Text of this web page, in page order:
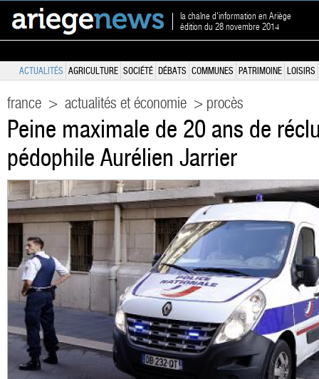
la chaîne d'information en Ariège
édition du 28 novembre 2014
ACTUALITÉS AGRICULTURE SOCIÉTÉ DÉBATS COMMUNES PATRIMOINE LOISIRS
france > actualités et économie > procès
Peine maximale de 20 ans de
pédophile Aurélien Jarrier